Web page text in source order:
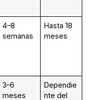
4–8
semanas
Hasta 18
meses
3–6
meses
Dependie
nte del